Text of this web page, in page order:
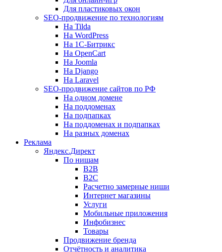
Для пластиковых окон
SEO-продвижение по технологиям
На Tilda
На WordPress
На 1С-Битрикс
На OpenCart
На Joomla
На Django
На Laravel
SEO-продвижение сайтов по РФ
На одном домене
На поддоменах
На подпапках
На поддоменах и подпапках
На разных доменах
Реклама
Яндекс.Директ
По нишам
B2B
B2C
Расчетно замерные ниши
Интернет магазины
Услуги
Мобильные приложения
Инфобизнес
Товары
Продвижение бренда
Отчётность и аналитика